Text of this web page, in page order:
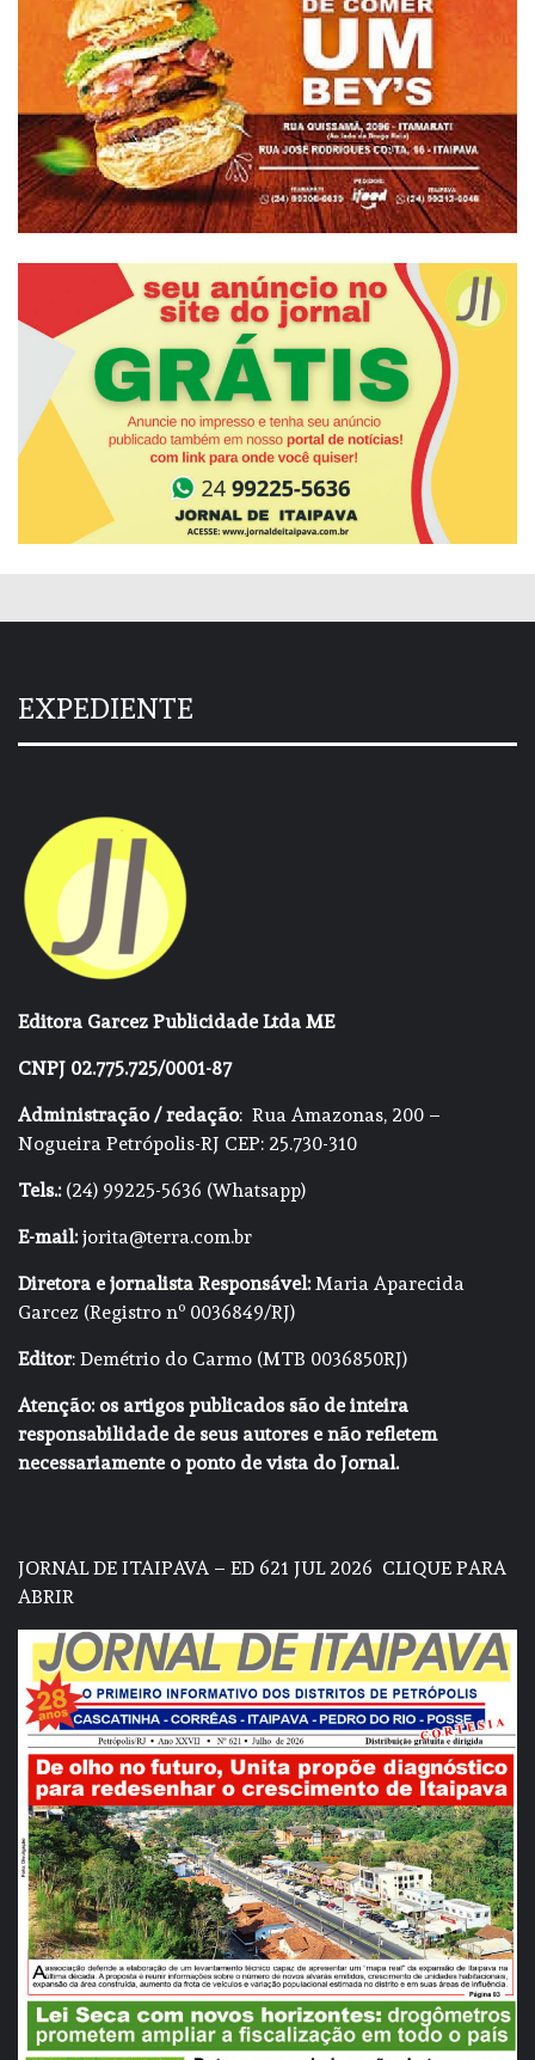
EXPEDIENTE
Editora Garcez Publicidade Ltda ME
CNPJ 02.775.725/0001-87
Administração / redação: Rua Amazonas, 200 –
Nogueira Petrópolis-RJ CEP: 25.730-310
Tels.:(24) 99225-5636 (Whatsapp)
E-mail:jorita@terra.com.br
Diretora e jornalista Responsável:Maria Aparecida
Garcez (Registro nº 0036849/RJ)
Editor: Demétrio do Carmo (MTB 0036850RJ)
Atenção: os artigos publicados são de inteira
responsabilidade de seus autores e não refletem
necessariamente o ponto de vista do Jornal.
JORNAL DE ITAIPAVA – ED 621 JUL 2026 CLIQUE PARA
ABRIR